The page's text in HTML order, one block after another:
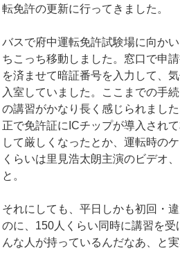
転免許の更新に行ってきました。
バスで府中運転免許試験場に向か
ちこっち移動しました。窓口で申
を済ませて暗証番号を入力して、
入室していました。ここまでの手
の講習がかなり長く感じられまし
正で免許証にICチップが導入され
して厳しくなったとか、運転時の
くらいは里見浩太朗主演のビデオ
と。
それにしても、平日しかも初回・
のに、150人くらい同時に講習を
んな人が持っているんだなあ、と実